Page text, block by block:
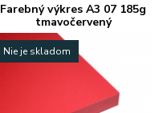
Farebný výkres A3 07 185g
tmavočervený
Nie je skladom